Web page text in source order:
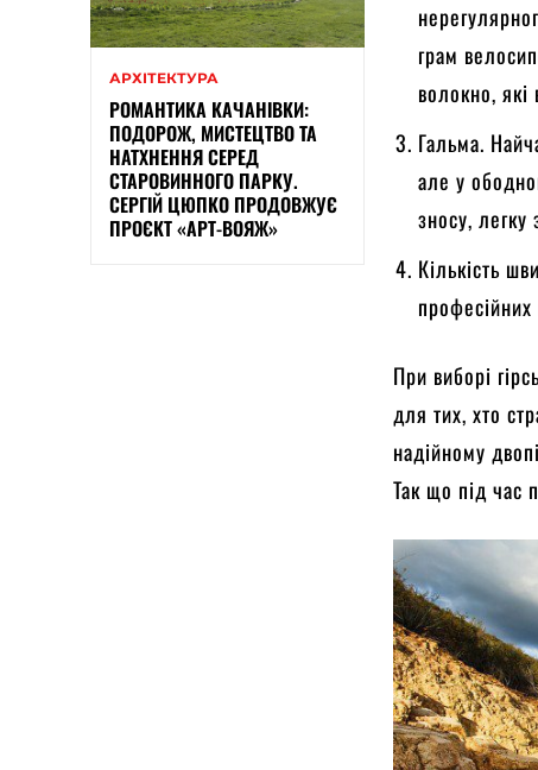
АРХІТЕКТУРА
РОМАНТИКА КАЧАНІВКИ:
ПОДОРОЖ, МИСТЕЦТВО ТА
НАТХНЕННЯ СЕРЕД
СТАРОВИННОГО ПАРКУ.
СЕРГІЙ ЦЮПКО ПРОДОВЖУЄ
ПРОЄКТ «АРТ-ВОЯЖ»
грам
волокно, які
Гальма.
але у
зносу, легку
Кількість
При виборі
для тих, хто
надійному
Так що під час